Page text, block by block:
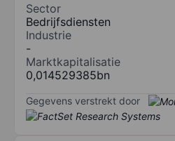
Sector
Bedrijfsdiensten
Industrie
-
Marktkapitalisatie
0,014529385bn
Gegevens verstrekt door